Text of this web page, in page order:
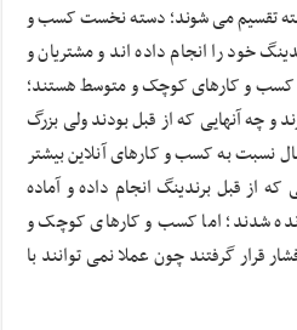
تقسیم می شوند؛ دسته نخست کسب و
خود را انجام داده اند و مشتریان و
کسب و کارهای کوچک و متوسط هستند؛
و چه آنهایی که از قبل بودند ولی بزرگ
نسبت به کسب و کارهای آنلاین بیشتر
از قبل برندینگ انجام داده و آماده
شدند؛ اما کسب و کارهای کوچک و
قرار گرفتند چون عملا نمی توانند با